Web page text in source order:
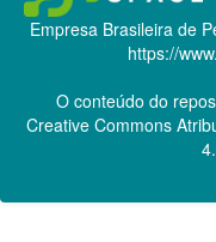
Empresa Brasileira de
https://
O conteúdo do
Creative Commons